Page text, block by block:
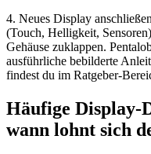
4. Neues Display
(Touch, Helligkeit,
Gehäuse zuklappen.
ausführliche bebilderte
findest du im Ratgeber-
Häufige Display-
wann lohnt sich